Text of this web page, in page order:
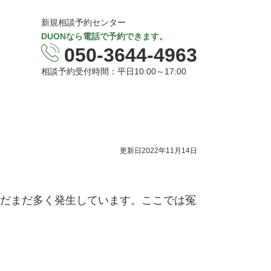
新規相談予約センター
DUONなら電話で予約できます。
050-3644-4963
相談予約受付時間：平日10:00～17:00
更新日2022年11月14日
まだ多く発生しています。ここでは冤